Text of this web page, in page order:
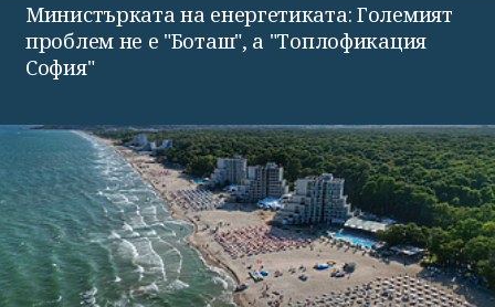
Министърката на енергетиката: Големият
проблем не е "Боташ", а "Топлофикация
София"